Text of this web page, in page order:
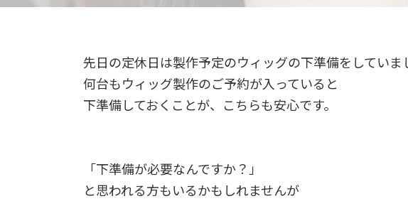
先日の定休日は製作予定のウィッグの下準備をしていま
何台もウィッグ製作のご予約が入っていると
下準備しておくことが、こちらも安心です。
「下準備が必要なんですか？」
と思われる方もいるかもしれませんが